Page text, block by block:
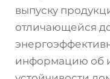
выпуску
отличающейся
информацию об